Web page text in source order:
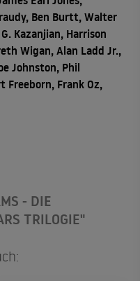
Ben Burtt, Walter
Kazanjian, Harrison
Wigan, Alan Ladd Jr.,
Johnston, Phil
Freeborn, Frank Oz,
- DIE
TRILOGIE"